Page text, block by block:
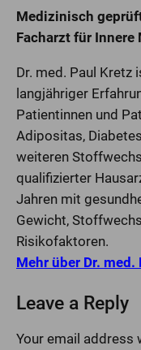
Medizinisch
Facharzt für Innere
Dr. med. Paul Kretz
langjähriger
Patientinnen und
Adipositas,
weiteren
qualifizierter
Jahren mit
Gewicht,
Risikofaktoren.
Mehr über Dr. med.
Leave a Reply
Your email address